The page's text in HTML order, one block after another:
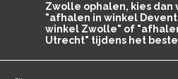
Zwolle ophalen, kies dan
"afhalen in winkel
winkel Zwolle" of
Utrecht" tijdens het